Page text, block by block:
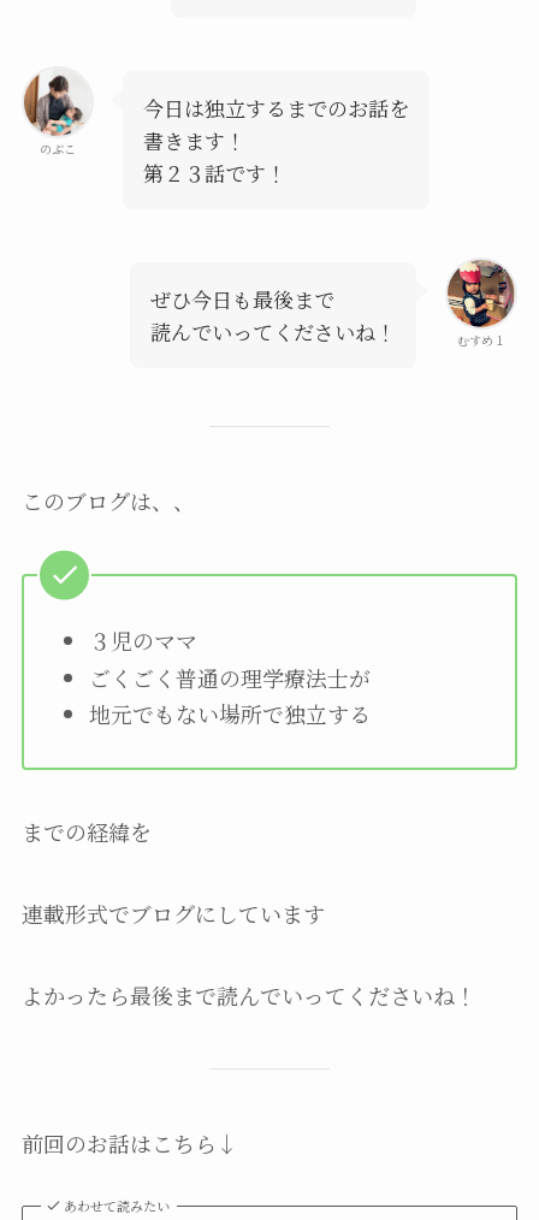
のぶこ
今日は独立するまでのお話を
書きます！
第２３話です！
むすめ１
ぜひ今日も最後まで
読んでいってくださいね！
このブログは、、
３児のママ
ごくごく普通の理学療法士が
地元でもない場所で独立する
までの経緯を
連載形式でブログにしています
よかったら最後まで読んでいってくださいね！
前回のお話はこちら↓
あわせて読みたい